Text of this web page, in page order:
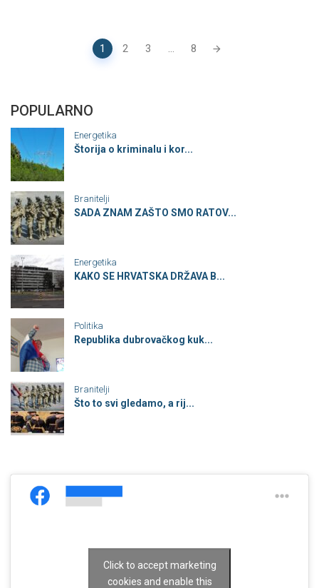
1 2 3 ... 8
POPULARNO
Energetika
Štorija o kriminalu i kor...
Branitelji
SADA ZNAM ZAŠTO SMO RATOV...
Energetika
KAKO SE HRVATSKA DRŽAVA B...
Politika
Republika dubrovačkog kuk...
Branitelji
Što to svi gledamo, a rij...
Click to accept marketing
cookies and enable this